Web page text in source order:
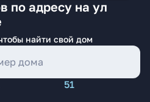
по адресу на ул
найти свой дом
51